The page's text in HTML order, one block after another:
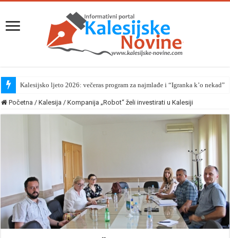
Kalesijsko ljeto 2026: večeras program za najmlađe i “Igranka k’o nekad”
Početna / Kalesija / Kompanija „Robot“ želi investirati u Kalesiji